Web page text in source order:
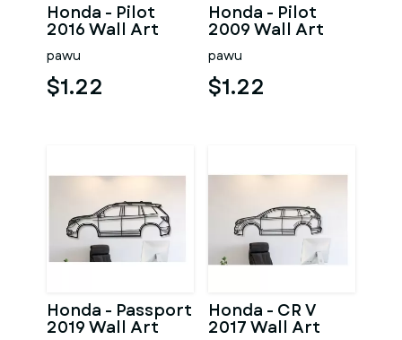
Honda - Pilot
2016 Wall Art
pawu
$1.22
Honda - Pilot
2009 Wall Art
pawu
$1.22
Honda - Passport
2019 Wall Art
Honda - CR V
2017 Wall Art